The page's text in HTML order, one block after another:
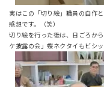
実はこの「切り絵」職員の自作
感想です。（笑）
切り絵を行った後は、日ごろか
ケ披露の会」蝶ネクタイもビシ